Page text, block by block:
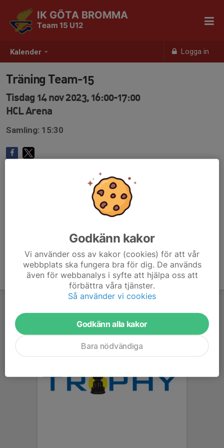
Kalender Logga in
IK GÖTA BROMMA
Team 15 U12
Träning Team-15
Tisdag 14 nov 2023, 16:00-17:00
HCL Arena
Samling: 15:30
Godkänn kakor
Vi använder oss av kakor (cookies) för att vår
webbplats ska fungera bra för dig. De används
även för webbanalys i syfte att hjälpa oss att
förbättra våra tjänster.
Så använder vi cookies
Godkänn alla kakor
Bara nödvändiga